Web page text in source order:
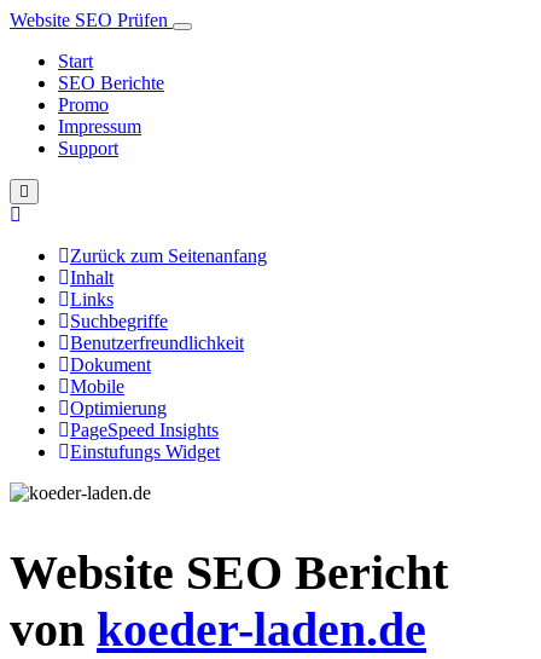
Website SEO Prüfen
Start
SEO Berichte
Promo
Impressum
Support
Zurück zum Seitenanfang
Inhalt
Links
Suchbegriffe
Benutzerfreundlichkeit
Dokument
Mobile
Optimierung
PageSpeed Insights
Einstufungs Widget
Website SEO Bericht
von koeder-laden.de